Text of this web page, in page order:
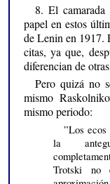
8. El
papel en estos
de Lenin en 1917.
citas, ya que,
diferencian de
Pero quizá no
mismo
mismo periodo:
”Los
la
Trotski no